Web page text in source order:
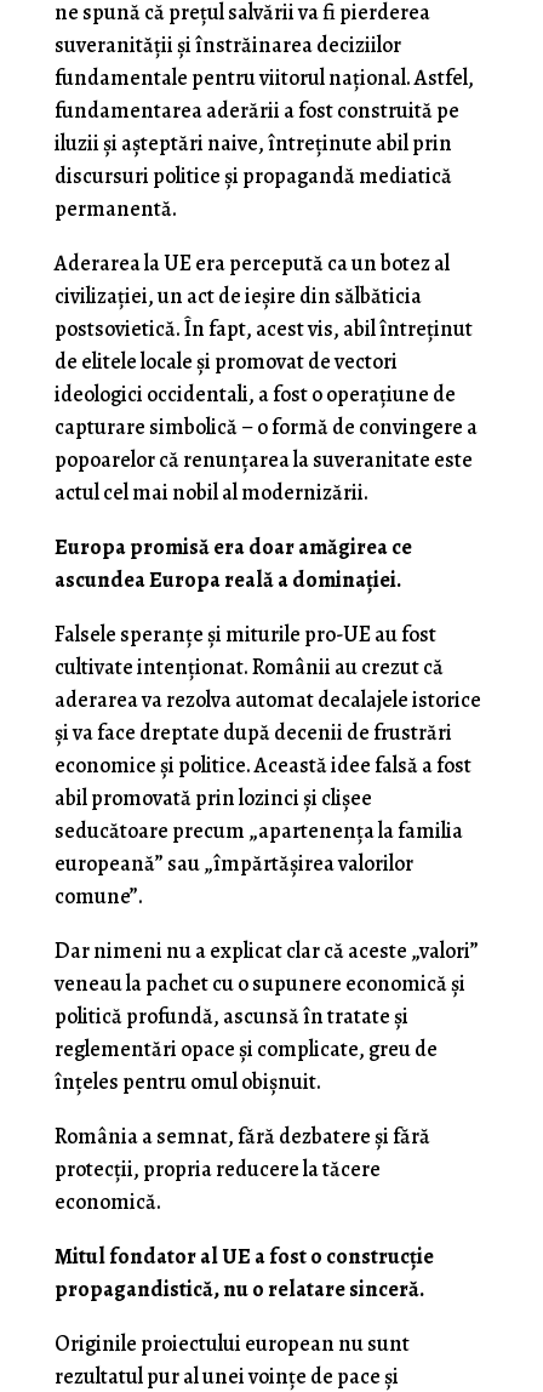
ne spună că prețul salvării va fi pierderea
suveranității și înstrăinarea deciziilor
fundamentale pentru viitorul național. Astfel,
fundamentarea aderării a fost construită pe
iluzii și așteptări naive, întreținute abil prin
discursuri politice și propagandă mediatică
permanentă.
Aderarea la UE era percepută ca un botez al
civilizației, un act de ieșire din sălbăticia
postsovietică. În fapt, acest vis, abil întreținut
de elitele locale și promovat de vectori
ideologici occidentali, a fost o operațiune de
capturare simbolică – o formă de convingere a
popoarelor că renunțarea la suveranitate este
actul cel mai nobil al modernizării.
Europa promisă era doar amăgirea ce
ascundea Europa reală a dominației.
Falsele speranțe și miturile pro-UE au fost
cultivate intenţionat. Românii au crezut că
aderarea va rezolva automat decalajele istorice
și va face dreptate după decenii de frustrări
economice și politice. Această idee falsă a fost
abil promovată prin lozinci și clișee
seducătoare precum „apartenența la familia
europeană” sau „împărtășirea valorilor
comune”.
Dar nimeni nu a explicat clar că aceste „valori”
veneau la pachet cu o supunere economică și
politică profundă, ascunsă în tratate și
reglementări opace și complicate, greu de
înțeles pentru omul obișnuit.
România a semnat, fără dezbatere și fără
protecții, propria reducere la tăcere
economică.
Mitul fondator al UE a fost o construcție
propagandistică, nu o relatare sinceră.
Originile proiectului european nu sunt
rezultatul pur al unei voințe de pace și